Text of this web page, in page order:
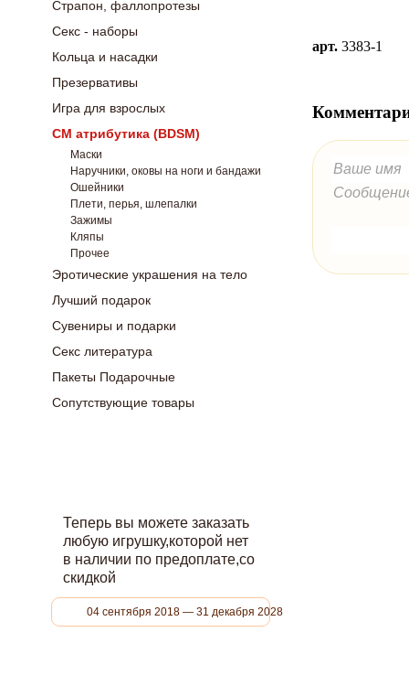
Страпон, фаллопротезы
Секс - наборы
Кольца и насадки
Презервативы
Игра для взрослых
СМ атрибутика (BDSM)
Маски
Наручники, оковы на ноги и бандажи
Ошейники
Плети, перья, шлепалки
Зажимы
Кляпы
Прочее
Эротические украшения на тело
Лучший подарок
Сувениры и подарки
Секс литература
Пакеты Подарочные
Сопутствующие товары
Теперь вы можете заказать
любую игрушку,которой нет
в наличии по предоплате,со
скидкой
04 сентября 2018 — 31 декабря 2028
арт. 3383-1